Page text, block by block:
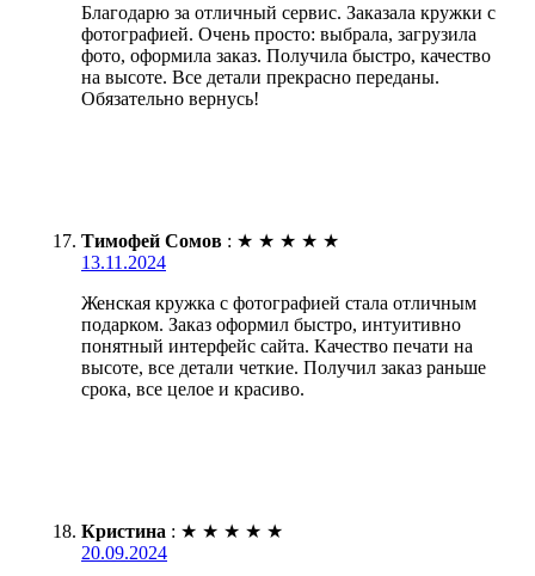
Благодарю за отличный сервис. Заказала кружки с
фотографией. Очень просто: выбрала, загрузила
фото, оформила заказ. Получила быстро, качество
на высоте. Все детали прекрасно переданы.
Обязательно вернусь!
Тимофей Сомов : ★ ★ ★ ★ ★
13.11.2024
Женская кружка с фотографией стала отличным
подарком. Заказ оформил быстро, интуитивно
понятный интерфейс сайта. Качество печати на
высоте, все детали четкие. Получил заказ раньше
срока, все целое и красиво.
Кристина : ★ ★ ★ ★ ★
20.09.2024